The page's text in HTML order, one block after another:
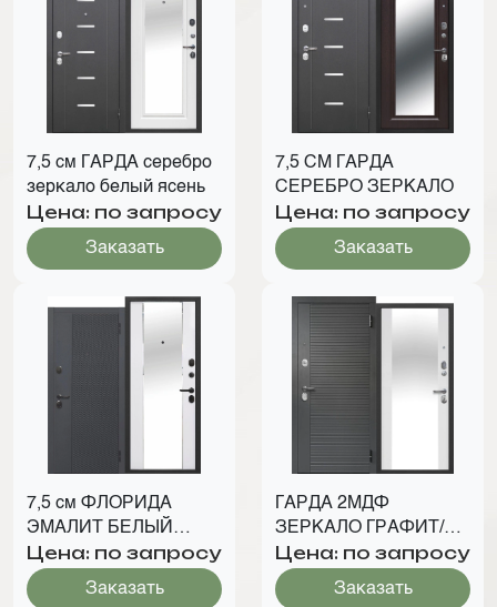
7,5 см ГАРДА серебро
зеркало белый ясень
Цена: по запросу
Заказать
7,5 СМ ГАРДА
СЕРЕБРО ЗЕРКАЛО
Цена: по запросу
Заказать
7,5 см ФЛОРИДА
ЭМАЛИТ БЕЛЫЙ
ЗЕРКАЛО
Цена: по запросу
Заказать
ГАРДА 2МДФ
ЗЕРКАЛО ГРАФИТ/
БЕЛЫЙ ЛИНИИ
Цена: по запросу
Заказать